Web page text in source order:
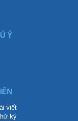
Ý
viết
ký